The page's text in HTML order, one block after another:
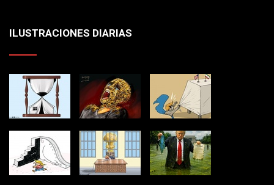
ILUSTRACIONES DIARIAS